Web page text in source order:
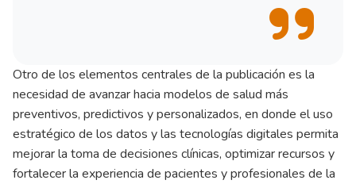
Otro de los elementos centrales de la publicación es la
necesidad de avanzar hacia modelos de salud más
preventivos, predictivos y personalizados, en donde el uso
estratégico de los datos y las tecnologías digitales permita
mejorar la toma de decisiones clínicas, optimizar recursos y
fortalecer la experiencia de pacientes y profesionales de la